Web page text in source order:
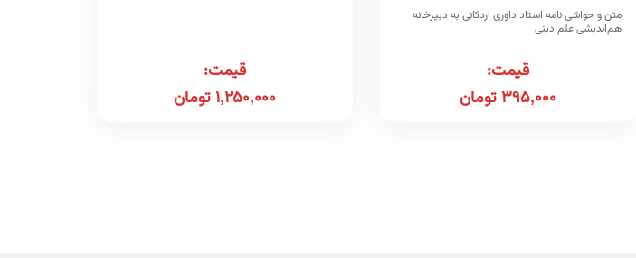
متن و حواشی نامه استاد داوری اردکانی به دبیرخانه
هم‌اندیشی علم دینی
قیمت:
395,000تومان
قیمت:
1,250,000تومان